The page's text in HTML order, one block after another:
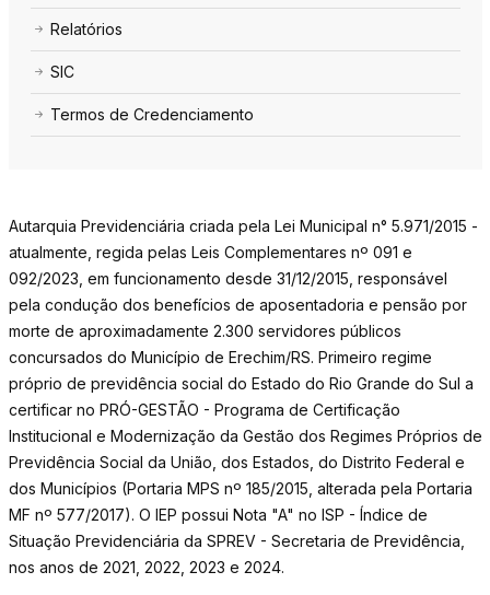
Relatórios
SIC
Termos de Credenciamento
Autarquia Previdenciária criada pela Lei Municipal n° 5.971/2015 -
atualmente, regida pelas Leis Complementares nº 091 e
092/2023, em funcionamento desde 31/12/2015, responsável
pela condução dos benefícios de aposentadoria e pensão por
morte de aproximadamente 2.300 servidores públicos
concursados do Município de Erechim/RS. Primeiro regime
próprio de previdência social do Estado do Rio Grande do Sul a
certificar no PRÓ-GESTÃO - Programa de Certificação
Institucional e Modernização da Gestão dos Regimes Próprios de
Previdência Social da União, dos Estados, do Distrito Federal e
dos Municípios (Portaria MPS nº 185/2015, alterada pela Portaria
MF nº 577/2017). O IEP possui Nota "A" no ISP - Índice de
Situação Previdenciária da SPREV - Secretaria de Previdência,
nos anos de 2021, 2022, 2023 e 2024.